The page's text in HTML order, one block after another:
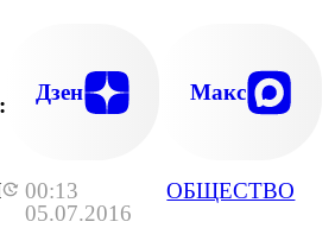
00:13
05.07.2016
ОБЩЕСТВО
Дзен Макс